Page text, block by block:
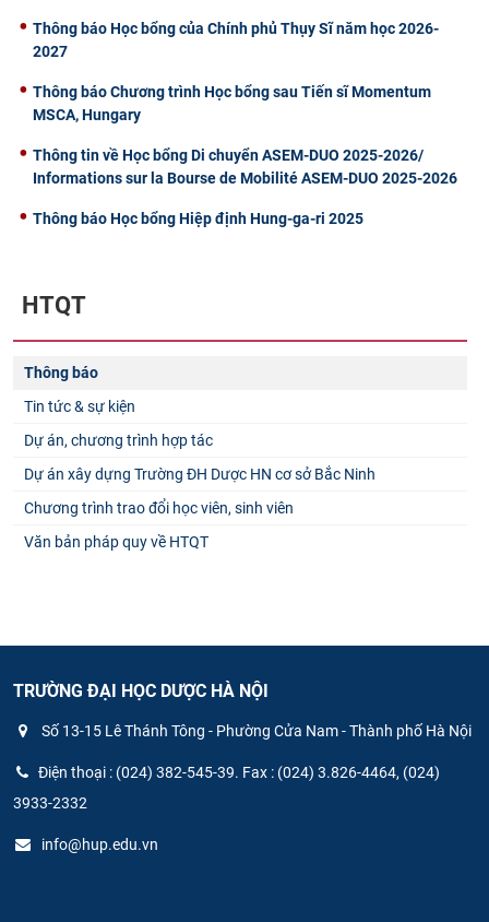
Thông báo Học bổng của Chính phủ Thụy Sĩ năm học 2026-
2027
Thông báo Chương trình Học bổng sau Tiến sĩ Momentum
MSCA, Hungary
Thông tin về Học bổng Di chuyển ASEM-DUO 2025-2026/
Informations sur la Bourse de Mobilité ASEM-DUO 2025-2026
Thông báo Học bổng Hiệp định Hung-ga-ri 2025
HTQT
Thông báo
Tin tức & sự kiện
Dự án, chương trình hợp tác
Dự án xây dựng Trường ĐH Dược HN cơ sở Bắc Ninh
Chương trình trao đổi học viên, sinh viên
Văn bản pháp quy về HTQT
TRƯỜNG ĐẠI HỌC DƯỢC HÀ NỘI
Số 13-15 Lê Thánh Tông - Phường Cửa Nam - Thành phố Hà Nội
Điện thoại : (024) 382-545-39. Fax : (024) 3.826-4464, (024)
3933-2332
info@hup.edu.vn